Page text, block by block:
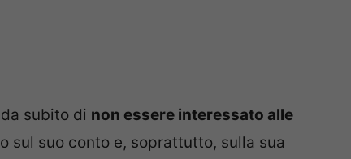
subito di non essere interessato alle
sul suo conto e, soprattutto, sulla sua